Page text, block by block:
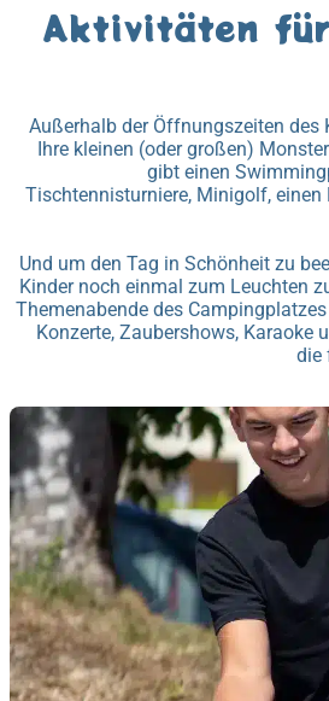
Aktivitäten
Außerhalb der Öffnungszeiten des
Ihre kleinen (oder großen)
gibt einen
Tischtennisturniere, Minigolf,
Und um den Tag in Schönheit zu
Kinder noch einmal zum Leuchten
Themenabende des
Konzerte, Zaubershows, Karaoke
die